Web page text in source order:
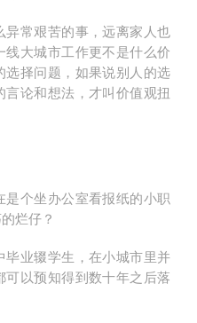
常艰苦的事，远离家人也
大城市工作更不是什么价
择问题，如果说别人的选
论和想法，才叫价值观扭
个坐办公室看报纸的小职
烂仔？
业辍学生，在小城市里并
以预知得到数十年之后落